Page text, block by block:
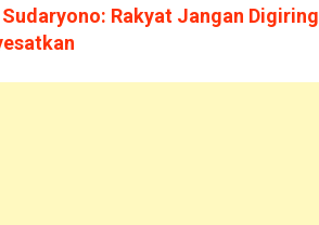
Rakyat Jangan Digiring